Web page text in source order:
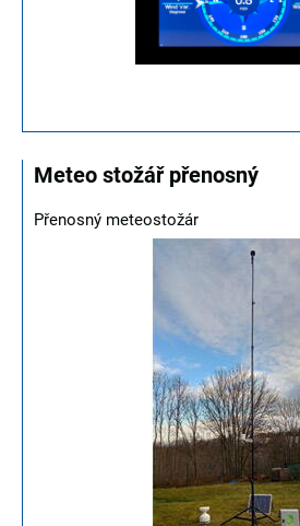
Meteo stožář přenosný
Přenosný meteostožár